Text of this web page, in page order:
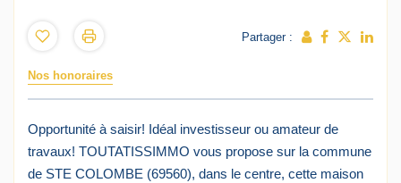
Partager :
Nos honoraires
Opportunité à saisir! Idéal investisseur ou amateur de
travaux! TOUTATISSIMMO vous propose sur la commune
de STE COLOMBE (69560), dans le centre, cette maison